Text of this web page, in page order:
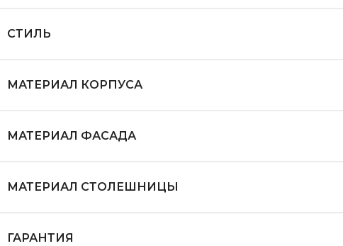
СТИЛЬ
МАТЕРИАЛ КОРПУСА
МАТЕРИАЛ ФАСАДА
МАТЕРИАЛ СТОЛЕШНИЦЫ
ГАРАНТИЯ